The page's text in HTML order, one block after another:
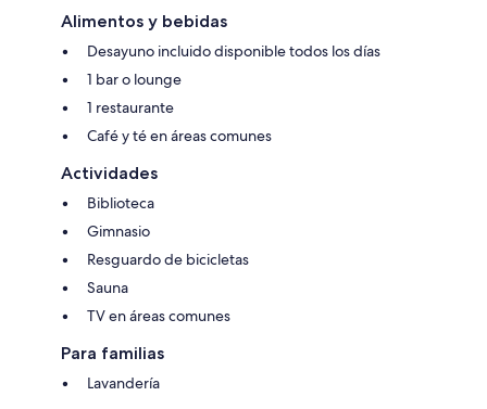
Alimentos y bebidas
Desayuno incluido disponible todos los días
1 bar o lounge
1 restaurante
Café y té en áreas comunes
Actividades
Biblioteca
Gimnasio
Resguardo de bicicletas
Sauna
TV en áreas comunes
Para familias
Lavandería